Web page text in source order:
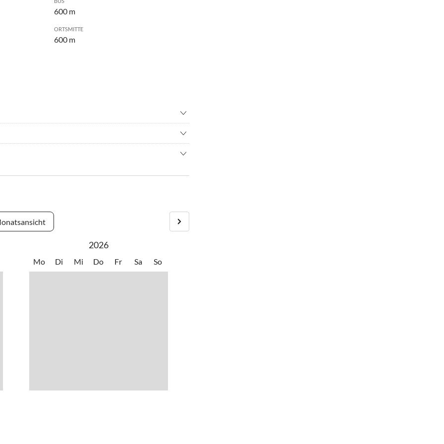
600 m
ORTSMITTE
600 m
Cycling • Rodeln
Mellau.
2026
Mo Di Mi Do Fr Sa So